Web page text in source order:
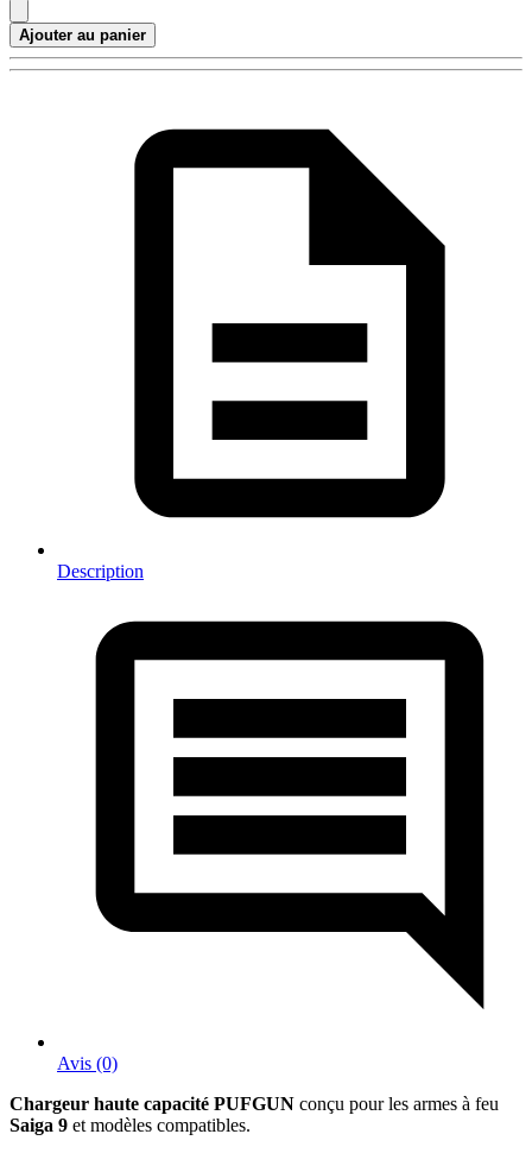
Ajouter au panier
Description
Avis (0)
Chargeur haute capacité PUFGUN conçu pour les armes à feu
Saiga 9 et modèles compatibles.